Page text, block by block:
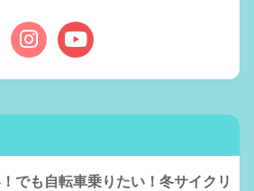
でも自転車乗りたい！冬サイクリ